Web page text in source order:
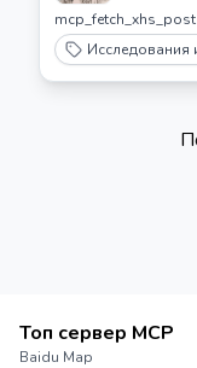
mcp_fetch_xhs_post
Исследования
Топ сервер MCP
Baidu Map